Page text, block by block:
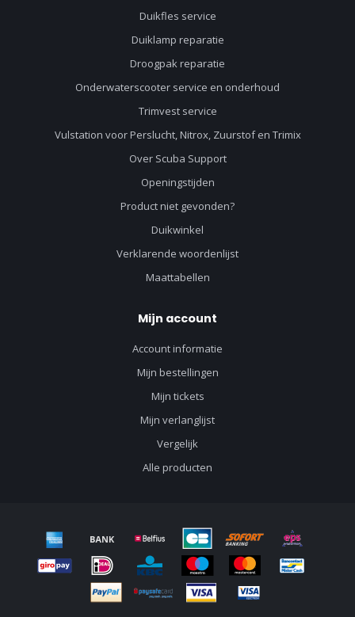
Duikfles service
Duiklamp reparatie
Droogpak reparatie
Onderwaterscooter service en onderhoud
Trimvest service
Vulstation voor Perslucht, Nitrox, Zuurstof en Trimix
Over Scuba Support
Openingstijden
Product niet gevonden?
Duikwinkel
Verklarende woordenlijst
Maattabellen
Mijn account
Account informatie
Mijn bestellingen
Mijn tickets
Mijn verlanglijst
Vergelijk
Alle producten